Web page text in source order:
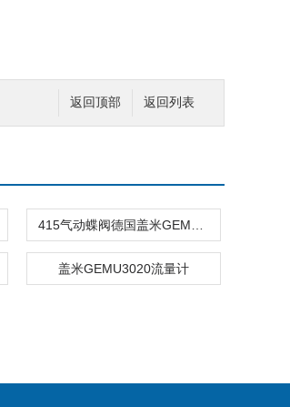
返回列表
返回顶部
盖米GEMU3020流量计